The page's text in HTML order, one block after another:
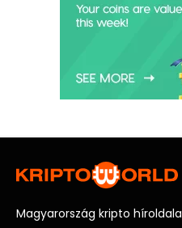
Magyarország kripto híroldala